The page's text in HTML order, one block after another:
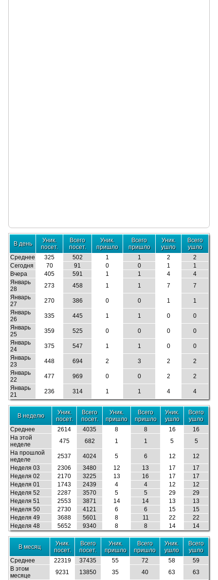
В день
Уник.
посет.
Всего
посет.
Уник.
пришло
Всего
пришло
Уник.
ушло
Всего
ушло
Среднее
325 502 1 1 2
2
Сегодня
70 91 0 0 1
1
Вчера
405 591 1 1 4
4
Январь
28
273 458 1 1 7
7
Январь
27
270 386 0 0 1
1
Январь
26
335 445 1 1 0
0
Январь
25
359 525 0 0 0
0
Январь
24
375 547 1 1 0
0
Январь
23
448 694 2 3 2
2
Январь
22
477 969 0 0 2
2
Январь
21
236 314 1 1 4 4
В неделю
Уник.
посет.
Всего
посет.
Уник.
пришло
Всего
пришло
Уник.
ушло
Всего
ушло
Среднее
2614 4035 8 8 16
16
На этой
неделе
475 682 1 1 5
5
На прошлой
неделе
2537 4024 5 6 12
12
Неделя 03
2306 3480 12 13 17
17
Неделя 02
2170 3225 13 16 17
17
Неделя 01
1743 2439 4 4 12
12
Неделя 52
2287 3570 5 5 29
29
Неделя 51
2553 3871 14 14 13
13
Неделя 50
2730 4121 6 6 15
15
Неделя 49
3688 5601 8 11 22
22
Неделя 48
5652 9340 8 8 14 14
В месяц
Уник.
посет.
Всего
посет.
Уник.
пришло
Всего
пришло
Уник.
ушло
Всего
ушло
Среднее
22319 37435 55 72 58
59
В этом
месяце
9231 13850 35 40 63 63